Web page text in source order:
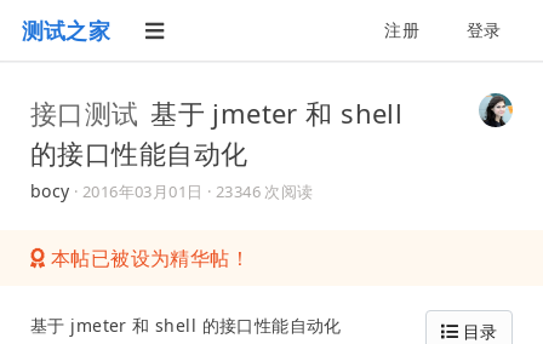
测试之家 注册 登录
接口测试 基于 jmeter 和 shell
的接口性能自动化
bocy · 2016年03月01日 · 23346 次阅读
本帖已被设为精华帖！
目录
基于 jmeter 和 shell 的接口性能自动化